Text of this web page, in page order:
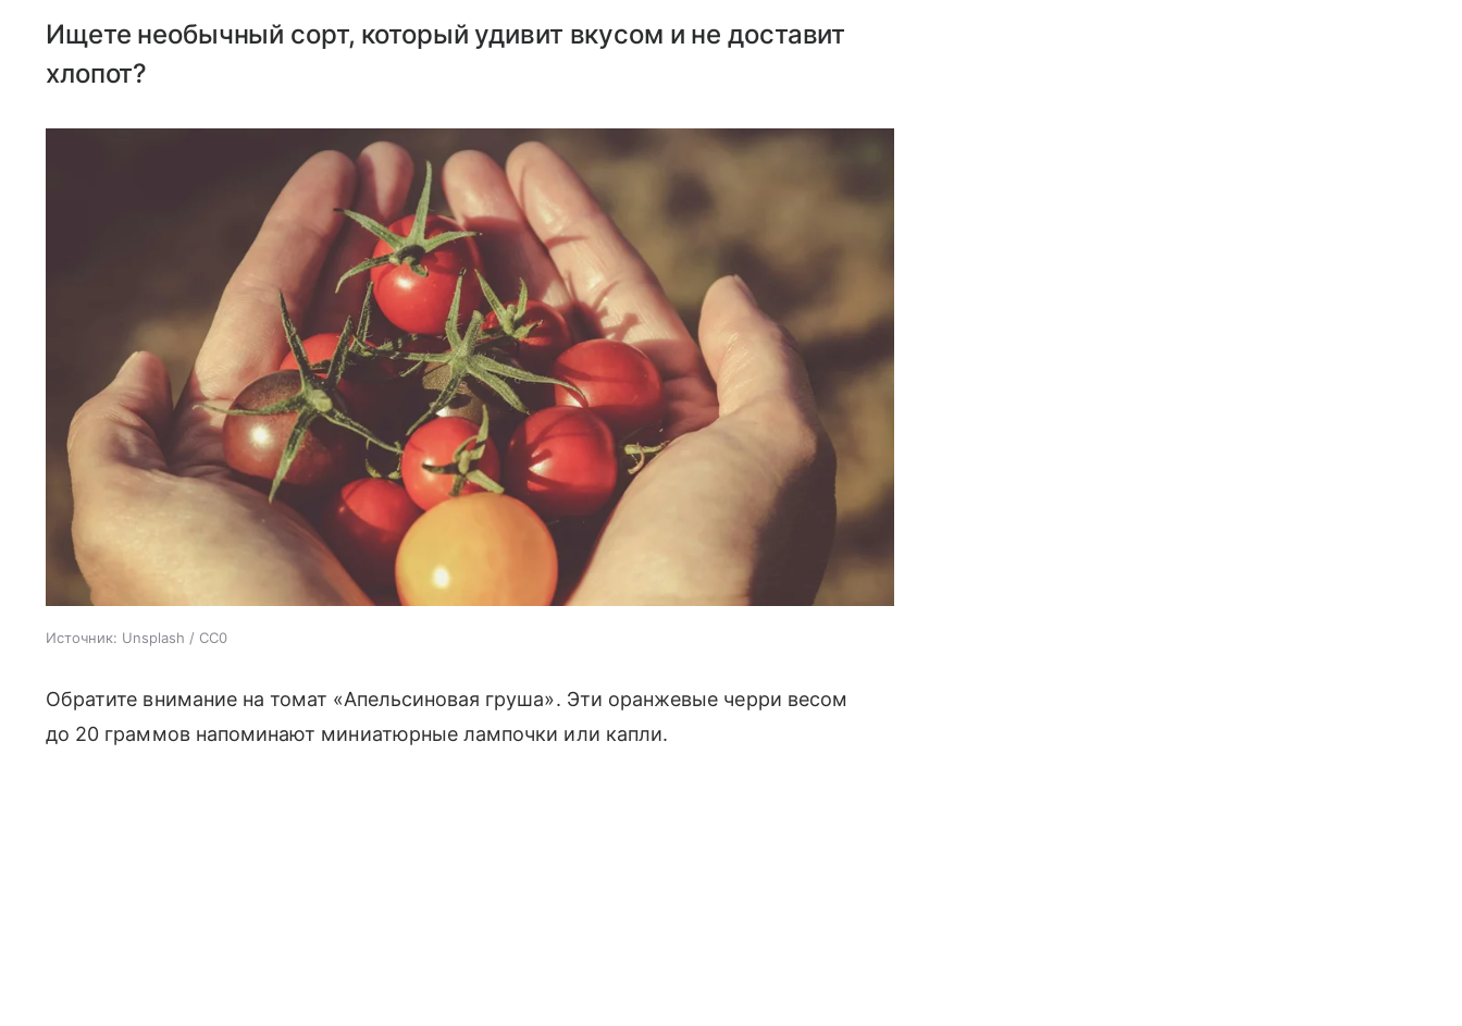
Ищете необычный сорт, который удивит вкусом и не доставит
хлопот?
Источник: Unsplash / CC0
Обратите внимание на томат «Апельсиновая груша». Эти оранжевые черри весом
до 20 граммов напоминают миниатюрные лампочки или капли.